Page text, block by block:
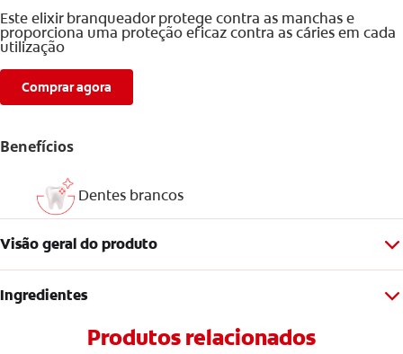
Este elixir branqueador protege contra as manchas e
proporciona uma proteção eficaz contra as cáries em cada
utilização
Comprar agora
Benefícios
Dentes brancos
Visão geral do produto
Ingredientes
Produtos relacionados